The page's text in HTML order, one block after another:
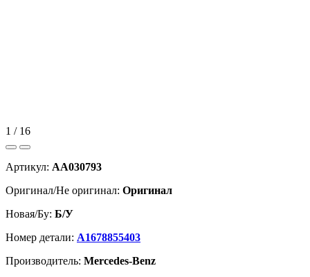
1 / 16
Артикул: AA030793
Оригинал/Не оригинал: Оригинал
Новая/Бу: Б/У
Номер детали: A1678855403
Производитель: Mercedes-Benz